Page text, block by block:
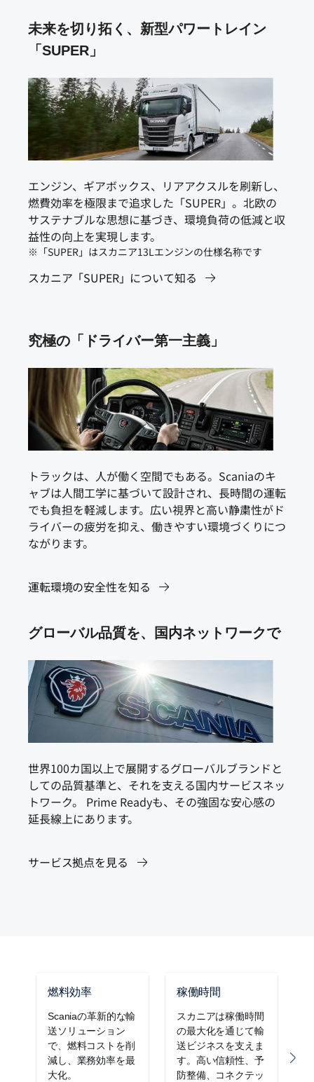
未来を切り拓く、新型パワートレイン
「SUPER」
エンジン、ギアボックス、リアアクスルを刷新し、
燃費効率を極限まで追求した「SUPER」。北欧の
サステナブルな思想に基づき、環境負荷の低減と収
益性の向上を実現します。
※「SUPER」はスカニア13Lエンジンの仕様名称です
スカニア「SUPER」について知る
究極の「ドライバー第一主義」
トラックは、人が働く空間でもある。Scaniaのキ
ャブは人間工学に基づいて設計され、長時間の運転
でも負担を軽減します。広い視界と高い静粛性がド
ライバーの疲労を抑え、働きやすい環境づくりにつ
ながります。
運転環境の安全性を知る
グローバル品質を、国内ネットワークで
世界100カ国以上で展開するグローバルブランドと
しての品質基準と、それを支える国内サービスネッ
トワーク。 Prime Readyも、その強固な安心感の
延長線上にあります。
サービス拠点を見る
燃料効率
Scaniaの革新的な輸
送ソリューション
で、燃料コストを削
減し、業務効率を最
大化。
稼働時間
スカニアは稼働時間
の最大化を通じて輸
送ビジネスを支えま
す。高い信頼性、予
防整備、コネクテッ